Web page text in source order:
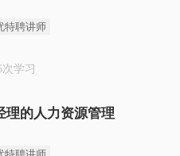
特聘讲师
次学习
理的人力资源管理